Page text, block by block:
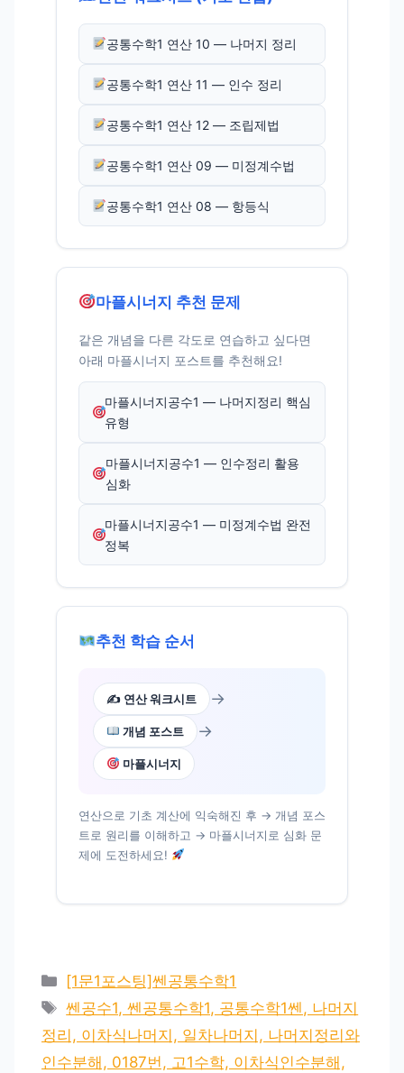
공통수학1 연산 10 — 나머지 정리
공통수학1 연산 11 — 인수 정리
공통수학1 연산 12 — 조립제법
공통수학1 연산 09 — 미정계수법
공통수학1 연산 08 — 항등식
마플시너지 추천 문제
같은 개념을 다른 각도로 연습하고 싶다면
아래 마플시너지 포스트를 추천해요!
마플시너지공수1 — 나머지정리 핵심
유형
마플시너지공수1 — 인수정리 활용
심화
마플시너지공수1 — 미정계수법 완전
정복
추천 학습 순서
✍️ 연산 워크시트 →
개념 포스트 →
마플시너지
연산으로 기초 계산에 익숙해진 후 → 개념 포스
트로 원리를 이해하고 → 마플시너지로 심화 문
제에 도전하세요!
카
테
리
[1문1포스팅]쎈공통수학1
태
그
쎈공수1, 쎈공통수학1, 공통수학1쎈, 나머지
정리, 이차식나머지, 일차나머지, 나머지정리와
인수분해, 0187번, 고1수학, 이차식인수분해,